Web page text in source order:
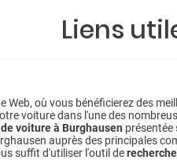
Liens
Web, où vous bénéficierez des
voiture dans l'une des
voiture à Burghausen présentée
auprès des principales
suffit d'utiliser l'outil de